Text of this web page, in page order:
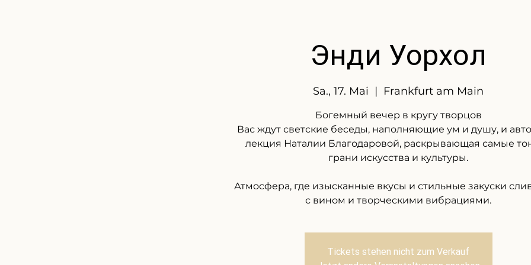
Энди Уорхол
Sa., 17. Mai
  |
Frankfurt am Main
Богемный вечер в кругу творцов
Вас ждут светские беседы, наполняющие ум и душу, и
лекция Наталии Благодаровой, раскрывающая самые
грани искусства и культуры.
Атмосфера, где изысканные вкусы и стильные закуски
с вином и творческими вибрациями.
Tickets stehen nicht zum Verkauf